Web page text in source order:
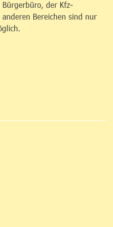
Bürgerbüro, der Kfz-
Bereichen sind nur